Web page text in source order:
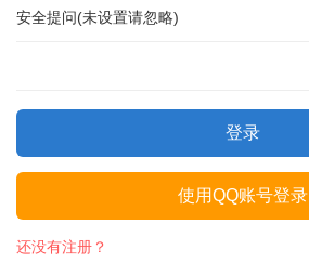
安全提问(未设置请忽略)
登录
使用QQ账号登录
还没有注册？